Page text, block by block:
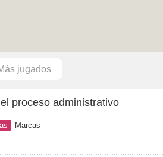
jugados
proceso administrativo
Marcas